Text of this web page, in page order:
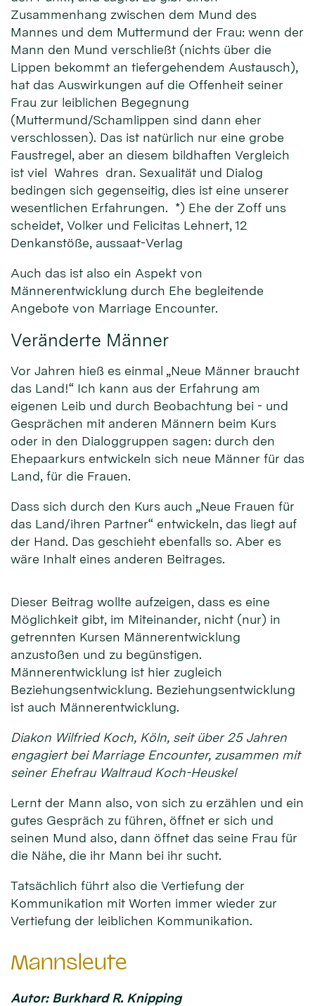
Zusammenhang zwischen dem Mund des
Mannes und dem Muttermund der Frau: wenn der
Mann den Mund verschließt (nichts über die
Lippen bekommt an tiefergehendem Austausch),
hat das Auswirkungen auf die Offenheit seiner
Frau zur leiblichen Begegnung
(Muttermund/Schamlippen sind dann eher
verschlossen). Das ist natürlich nur eine grobe
Faustregel, aber an diesem bildhaften Vergleich
ist viel Wahres dran. Sexualität und Dialog
bedingen sich gegenseitig, dies ist eine unserer
wesentlichen Erfahrungen. *) Ehe der Zoff uns
scheidet, Volker und Felicitas Lehnert, 12
Denkanstöße, aussaat-Verlag
Auch das ist also ein Aspekt von
Männerentwicklung durch Ehe begleitende
Angebote von Marriage Encounter.
Veränderte Männer
Vor Jahren hieß es einmal „Neue Männer braucht
das Land!“ Ich kann aus der Erfahrung am
eigenen Leib und durch Beobachtung bei - und
Gesprächen mit anderen Männern beim Kurs
oder in den Dialoggruppen sagen: durch den
Ehepaarkurs entwickeln sich neue Männer für das
Land, für die Frauen.
Dass sich durch den Kurs auch „Neue Frauen für
das Land/ihren Partner“ entwickeln, das liegt auf
der Hand. Das geschieht ebenfalls so. Aber es
wäre Inhalt eines anderen Beitrages.
Dieser Beitrag wollte aufzeigen, dass es eine
Möglichkeit gibt, im Miteinander, nicht (nur) in
getrennten Kursen Männerentwicklung
anzustoßen und zu begünstigen.
Männerentwicklung ist hier zugleich
Beziehungsentwicklung. Beziehungsentwicklung
ist auch Männerentwicklung.
Diakon Wilfried Koch, Köln, seit über 25 Jahren
engagiert bei Marriage Encounter, zusammen mit
seiner Ehefrau Waltraud Koch-Heuskel
Lernt der Mann also, von sich zu erzählen und ein
gutes Gespräch zu führen, öffnet er sich und
seinen Mund also, dann öffnet das seine Frau für
die Nähe, die ihr Mann bei ihr sucht.
Tatsächlich führt also die Vertiefung der
Kommunikation mit Worten immer wieder zur
Vertiefung der leiblichen Kommunikation.
Mannsleute
Autor: Burkhard R. Knipping